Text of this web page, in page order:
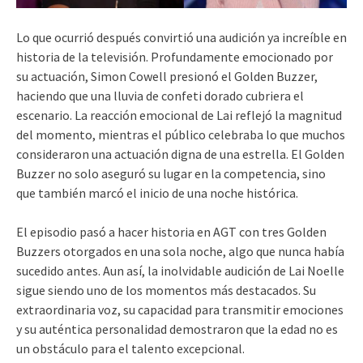
Lo que ocurrió después convirtió una audición ya increíble en
historia de la televisión. Profundamente emocionado por
su actuación, Simon Cowell presionó el Golden Buzzer,
haciendo que una lluvia de confeti dorado cubriera el
escenario. La reacción emocional de Lai reflejó la magnitud
del momento, mientras el público celebraba lo que muchos
consideraron una actuación digna de una estrella. El Golden
Buzzer no solo aseguró su lugar en la competencia, sino
que también marcó el inicio de una noche histórica.
El episodio pasó a hacer historia en AGT con tres Golden
Buzzers otorgados en una sola noche, algo que nunca había
sucedido antes. Aun así, la inolvidable audición de Lai Noelle
sigue siendo uno de los momentos más destacados. Su
extraordinaria voz, su capacidad para transmitir emociones
y su auténtica personalidad demostraron que la edad no es
un obstáculo para el talento excepcional.